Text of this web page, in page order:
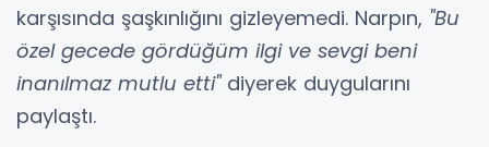
karşısında şaşkınlığını gizleyemedi. Narpın, "Bu
özel gecede gördüğüm ilgi ve sevgi beni
inanılmaz mutlu etti"diyerek duygularını
paylaştı.